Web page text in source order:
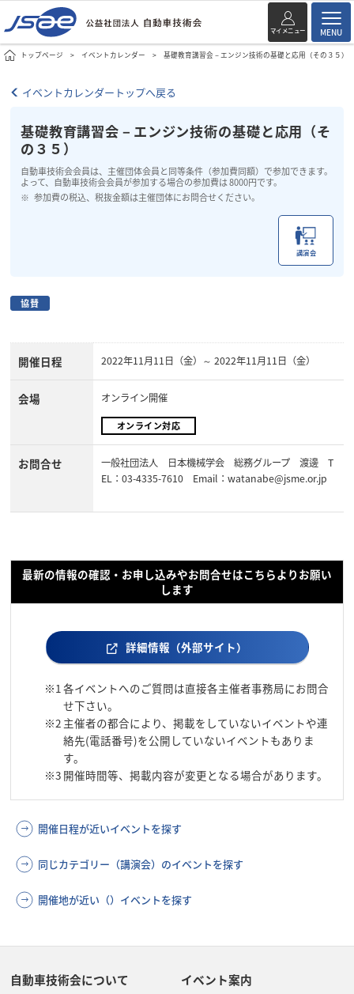
マイメニュー MENU
トップページ イベントカレンダー 基礎教育講習会－エンジン技術の基礎と応用（その３５）
イベントカレンダートップへ戻る
基礎教育講習会－エンジン技術の基礎と応用（そ
の３５）
自動車技術会会員は、主催団体会員と同等条件（参加費同額）で参加できます。
よって、自動車技術会会員が参加する場合の参加費は 8000円です。
参加費の税込、税抜金額は主催団体にお問合せください。
講演会
協賛
開催日程 2022年11月11日（金）～ 2022年11月11日（金）
会場 オンライン開催
オンライン対応
お問合せ
一般社団法人 日本機械学会 総務グループ 渡邊 T
EL：03-4335-7610 Email：watanabe@jsme.or.jp
最新の情報の確認・お申し込みやお問合せはこちらよりお願い
します
詳細情報（外部サイト）
※1 各イベントへのご質問は直接各主催者事務局にお問合
せ下さい。
※2 主催者の都合により、掲載をしていないイベントや連
絡先(電話番号)を公開していないイベントもありま
す。
※3 開催時間等、掲載内容が変更となる場合があります。
開催日程が近いイベントを探す
同じカテゴリー（講演会）のイベントを探す
開催地が近い（）イベントを探す
自動車技術会について イベント案内